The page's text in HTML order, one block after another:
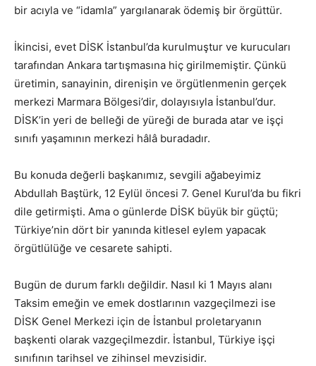
bir acıyla ve “idamla” yargılanarak ödemiş bir örgüttür.
İkincisi, evet DİSK İstanbul’da kurulmuştur ve kurucuları
tarafından Ankara tartışmasına hiç girilmemiştir. Çünkü
üretimin, sanayinin, direnişin ve örgütlenmenin gerçek
merkezi Marmara Bölgesi’dir, dolayısıyla İstanbul’dur.
DİSK’in yeri de belleği de yüreği de burada atar ve işçi
sınıfı yaşamının merkezi hâlâ buradadır.
Bu konuda değerli başkanımız, sevgili ağabeyimiz
Abdullah Baştürk, 12 Eylül öncesi 7. Genel Kurul’da bu fikri
dile getirmişti. Ama o günlerde DİSK büyük bir güçtü;
Türkiye’nin dört bir yanında kitlesel eylem yapacak
örgütlülüğe ve cesarete sahipti.
Bugün de durum farklı değildir. Nasıl ki 1 Mayıs alanı
Taksim emeğin ve emek dostlarının vazgeçilmezi ise
DİSK Genel Merkezi için de İstanbul proletaryanın
başkenti olarak vazgeçilmezdir. İstanbul, Türkiye işçi
sınıfının tarihsel ve zihinsel mevzisidir.